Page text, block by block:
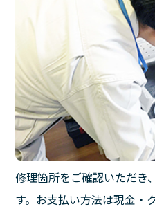
修理箇所をご確認いただき
す。お支払い方法は現金・